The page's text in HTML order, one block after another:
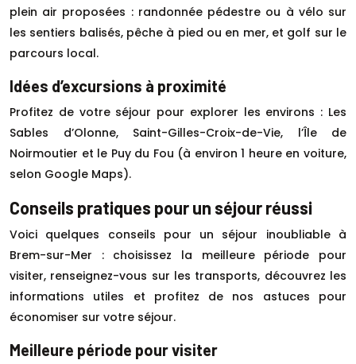
plein air proposées : randonnée pédestre ou à vélo sur
les sentiers balisés, pêche à pied ou en mer, et golf sur le
parcours local.
Idées d’excursions à proximité
Profitez de votre séjour pour explorer les environs : Les
Sables d’Olonne, Saint-Gilles-Croix-de-Vie, l’Île de
Noirmoutier et le Puy du Fou (à environ 1 heure en voiture,
selon Google Maps).
Conseils pratiques pour un séjour réussi
Voici quelques conseils pour un séjour inoubliable à
Brem-sur-Mer : choisissez la meilleure période pour
visiter, renseignez-vous sur les transports, découvrez les
informations utiles et profitez de nos astuces pour
économiser sur votre séjour.
Meilleure période pour visiter